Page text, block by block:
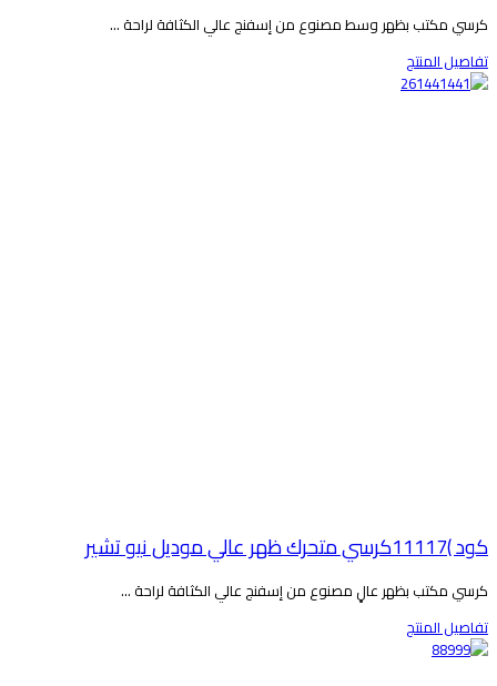
مكتب بظهر وسط مصنوع من إسفنج عالي الكثافة لراحة ...
المنتج
متحرك ظهر عالي موديل نيو تشير
مكتب بظهر عالٍ مصنوع من إسفنج عالي الكثافة لراحة ...
المنتج